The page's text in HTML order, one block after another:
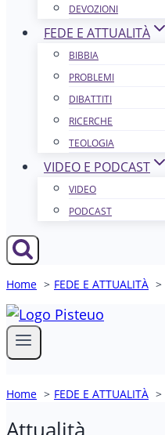
DEVOZIONI
FEDE E ATTUALITÀ
BIBBIA
PROBLEMI
DIBATTITI
RICERCHE
TEOLOGIA
VIDEO E PODCAST
VIDEO
PODCAST
Home FEDE E ATTUALITÀ
Home FEDE E ATTUALITÀ